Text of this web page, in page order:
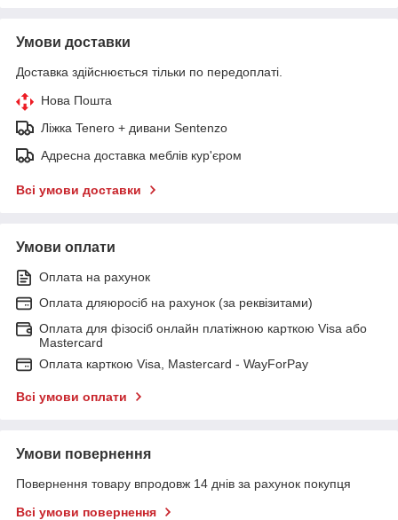
Умови доставки
Доставка здійснюється тільки по передоплаті.
Нова Пошта
Ліжка Tenero + дивани Sentenzo
Адресна доставка меблів кур'єром
Всі умови доставки
Умови оплати
Оплата на рахунок
Оплата дляюросіб на рахунок (за реквізитами)
Оплата для фізосіб онлайн платіжною карткою Visa або
Mastercard
Оплата карткою Visa, Mastercard - WayForPay
Всі умови оплати
Умови повернення
Повернення товару впродовж 14 днів за рахунок покупця
Всі умови повернення